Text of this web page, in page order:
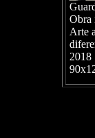
Obra
Arte
2018